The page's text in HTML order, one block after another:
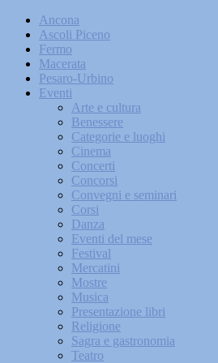
Ancona
Ascoli Piceno
Fermo
Macerata
Pesaro-Urbino
Eventi
Arte e cultura
Benessere
Categorie e luoghi
Cinema
Concerti
Concorsi
Convegni e seminari
Corsi
Danza
Eventi del mese
Festival
Mercatini
Mostre
Musica
Presentazione libri
Religione
Sagra e gastronomia
Teatro